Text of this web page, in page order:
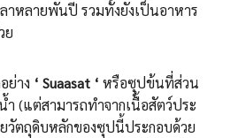
าหลายพันปี รวมทั้งยังเป็นอาหาร
ย
ย่าง ‘ Suaasat ‘ หรือซุุปข้นที่ส่วน
(แต่สามารถทำจากเนื้อสัตว์ประ
วัตถุดิบหลักของซุปนี้ประกอบด้วย